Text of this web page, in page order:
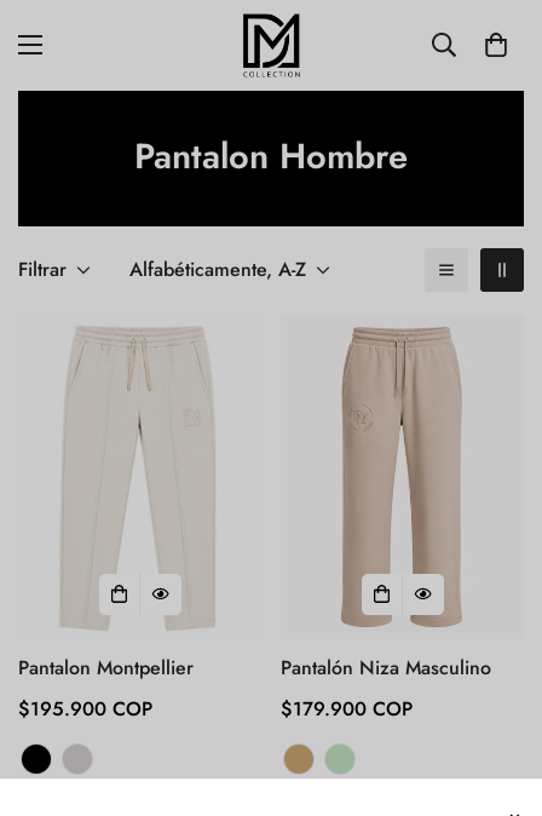
Pantalon Hombre
Filtrar Alfabéticamente, A-Z
Pantalon Montpellier
Precio
regular
$195.900 COP
Pantalón Niza Masculino
Precio
regular
$179.900 COP